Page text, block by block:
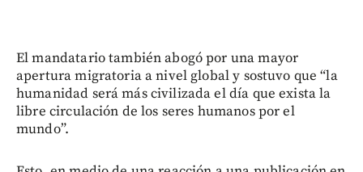
El mandatario también abogó por una mayor
apertura migratoria a nivel global y sostuvo que “la
humanidad será más civilizada el día que exista la
libre circulación de los seres humanos por el
mundo”.